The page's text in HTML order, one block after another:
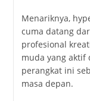
Menariknya,
cuma datang
profesional
muda yang aktif
perangkat ini
masa depan.